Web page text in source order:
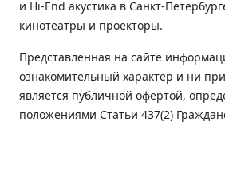
и Hi-End акустика в Санкт-
кинотеатры и проекторы.
Представленная на сайте
ознакомительный характер и ни
является публичной офертой,
положениями Статьи 437(2)